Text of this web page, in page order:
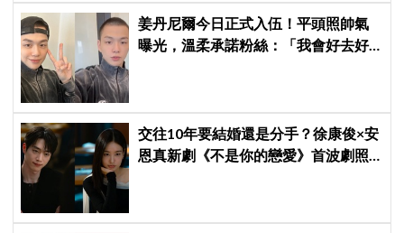
姜丹尼爾今日正式入伍！平頭照帥氣
曝光，溫柔承諾粉絲：「我會好去好
交往10年要結婚還是分手？徐康俊×安
恩真新劇《不是你的戀愛》首波劇照